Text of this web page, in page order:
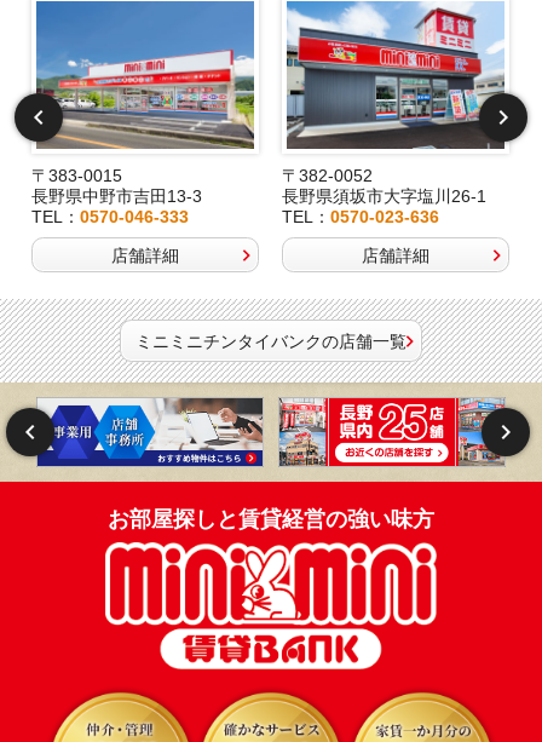
〒383-0015
長野県中野市吉田13-3
TEL： 0570-046-333
店舗詳細
〒382-0052
長野県須坂市大字塩川26-1
TEL：0570-023-636
店舗詳細
ミニミニチンタイバンクの店舗一覧
お部屋探しと賃貸経営の強い味方